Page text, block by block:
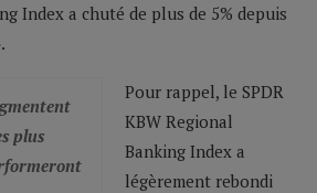
Index a chuté de plus de 5% depuis
plus
Pour rappel, le SPDR
KBW Regional
Banking Index a
légèrement rebondi